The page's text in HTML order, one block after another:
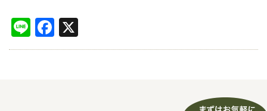
LineFacebook